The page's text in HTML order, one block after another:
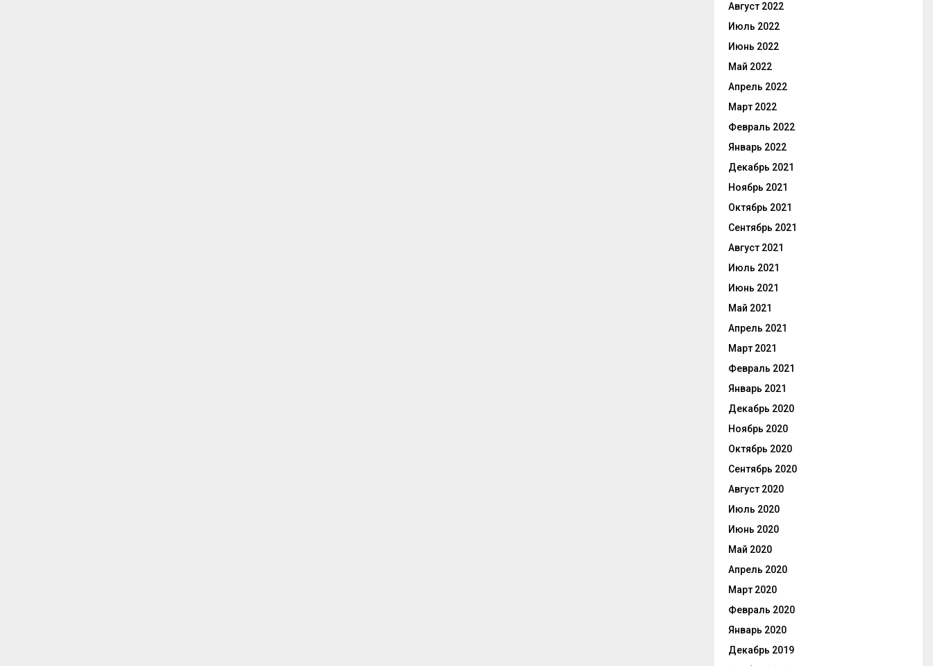
Август 2022
Июль 2022
Июнь 2022
Май 2022
Апрель 2022
Март 2022
Февраль 2022
Январь 2022
Декабрь 2021
Ноябрь 2021
Октябрь 2021
Сентябрь 2021
Август 2021
Июль 2021
Июнь 2021
Май 2021
Апрель 2021
Март 2021
Февраль 2021
Январь 2021
Декабрь 2020
Ноябрь 2020
Октябрь 2020
Сентябрь 2020
Август 2020
Июль 2020
Июнь 2020
Май 2020
Апрель 2020
Март 2020
Февраль 2020
Январь 2020
Декабрь 2019